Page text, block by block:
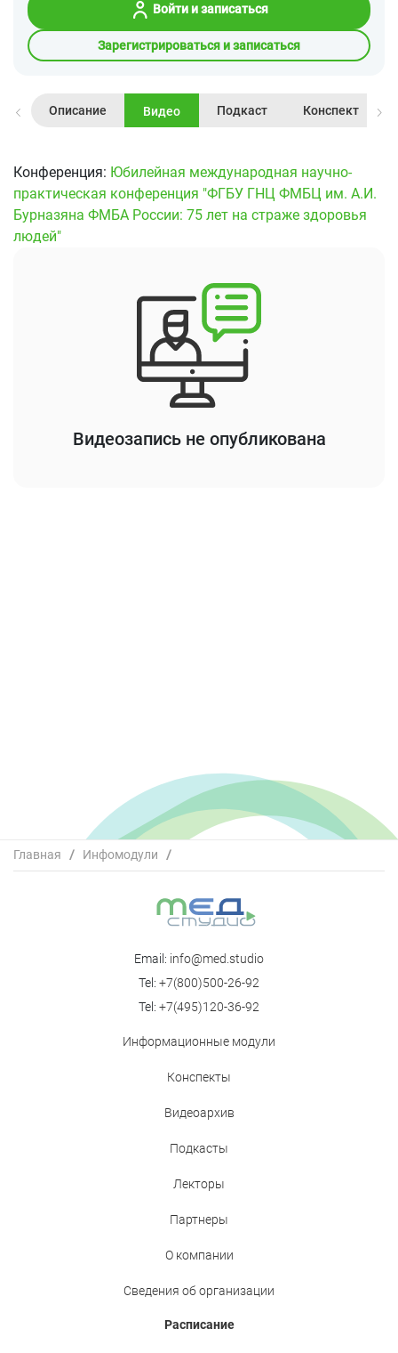
Войти и записаться
Зарегистрироваться и записаться
Описание Видео Подкаст Конспект
Конференция: Юбилейная международная научно-
практическая конференция "ФГБУ ГНЦ ФМБЦ им. А.И.
Бурназяна ФМБА России: 75 лет на страже здоровья
людей"
Видеозапись не опубликована
Главная / Инфомодули
/
Юбилейная международная научно-практическая
ФМБА России: 75 лет на страже здоровья людей"_зал
Email: info@med.studio
Tel: +7(800)500-26-92
Tel: +7(495)120-36-92
Информационные модули
Конспекты
Видеоархив
Подкасты
Лекторы
Партнеры
О компании
Сведения об организации
Расписание